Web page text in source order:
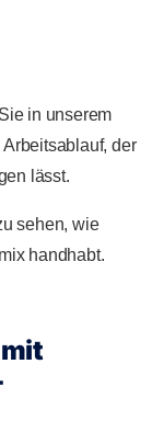
in unserem
der
lässt.
sehen, wie
handhabt.